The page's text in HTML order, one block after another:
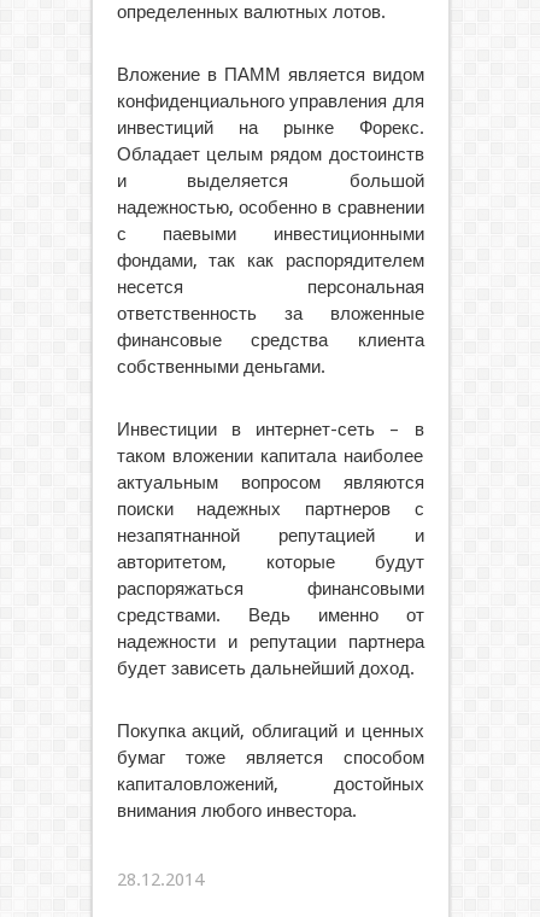
определенных валютных лотов.
Вложение в ПАММ является видом
конфиденциального управления для
инвестиций на рынке Форекс.
Обладает целым рядом достоинств
и выделяется большой
надежностью, особенно в сравнении
с паевыми инвестиционными
фондами, так как распорядителем
несется персональная
ответственность за вложенные
финансовые средства клиента
собственными деньгами.
Инвестиции в интернет-сеть – в
таком вложении капитала наиболее
актуальным вопросом являются
поиски надежных партнеров с
незапятнанной репутацией и
авторитетом, которые будут
распоряжаться финансовыми
средствами. Ведь именно от
надежности и репутации партнера
будет зависеть дальнейший доход.
Покупка акций, облигаций и ценных
бумаг тоже является способом
капиталовложений, достойных
внимания любого инвестора.
28.12.2014